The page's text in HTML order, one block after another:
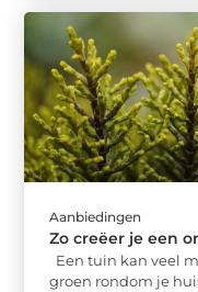
Aanbiedingen
Zo creëer je een
Een tuin kan veel
groen rondom je